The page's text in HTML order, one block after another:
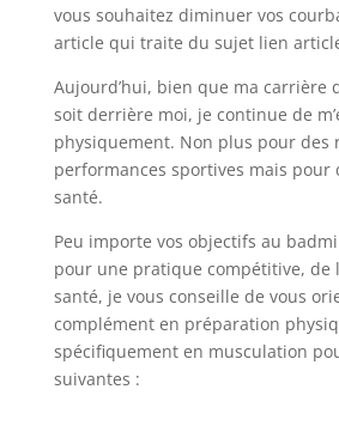
vous souhaitez diminuer vos
article qui traite du sujet lien
Aujourd’hui, bien que ma carrière
soit derrière moi, je continue de
physiquement. Non plus pour des
performances sportives mais pour
santé.
Peu importe vos objectifs au
pour une pratique compétitive, de
santé, je vous conseille de vous
complément en préparation
spécifiquement en musculation
suivantes :